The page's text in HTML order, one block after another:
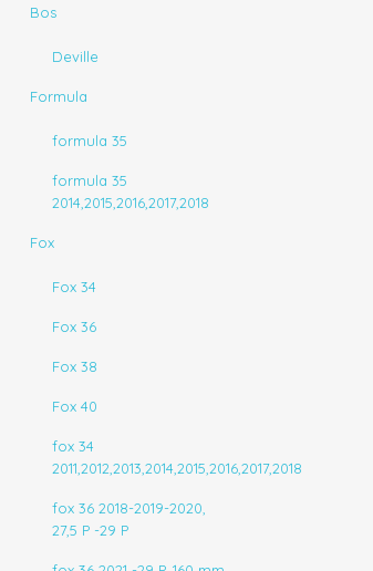
Bos
Deville
Formula
formula 35
formula 35
2014,2015,2016,2017,2018
Fox
Fox 34
Fox 36
Fox 38
Fox 40
fox 34
2011,2012,2013,2014,2015,2016,2017,2018
fox 36 2018-2019-2020,
27,5 P -29 P